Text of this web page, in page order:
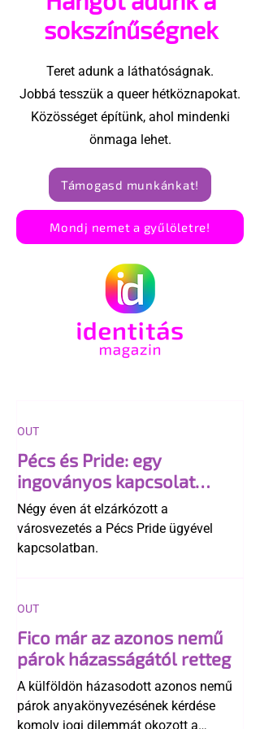
sokszínűségnek
Teret adunk a láthatóságnak.
Jobbá tesszük a queer hétköznapokat.
Közösséget építünk, ahol mindenki
önmaga lehet.
Támogasd munkánkat!
Mondj nemet a gyűlöletre!
Pécs és Pride: egy
ingoványos kapcsolat
története
Négy éven át elzárkózott a
városvezetés a Pécs Pride ügyével
kapcsolatban.
OUT
Fico már az azonos nemű
párok házasságától retteg
A külföldön házasodott azonos nemű
párok anyakönyvezésének kérdése
komoly jogi dilemmát okozott a
OUT